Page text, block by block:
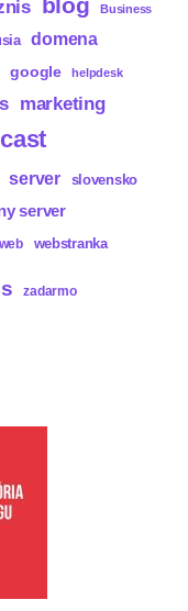
Business
domena
google helpdesk
marketing
server slovensko
server
web webstranka
zadarmo